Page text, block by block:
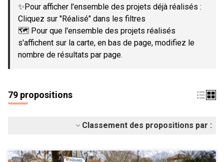
✨Pour afficher l'ensemble des projets déjà réalisés :
Cliquez sur "Réalisé" dans les filtres
🗺️ Pour que l'ensemble des projets réalisés
s'affichent sur la carte, en bas de page, modifiez le
nombre de résultats par page.
79 propositions
Classement des propositions par :